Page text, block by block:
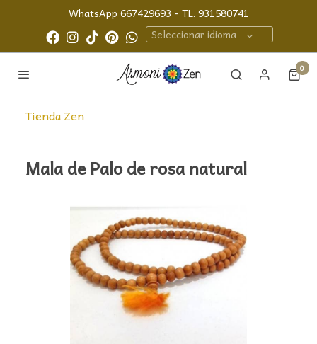
WhatsApp 667429693 - TL. 931580741
Seleccionar idioma
0
Tienda Zen
Mala de Palo de rosa natural